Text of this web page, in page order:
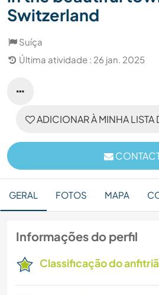
Switzerland
Suíça
Última atividade : 26 jan. 2025
ADICIONAR À MINHA LISTA
GERAL FOTOS MAPA
Informações do perfil
Classificação do